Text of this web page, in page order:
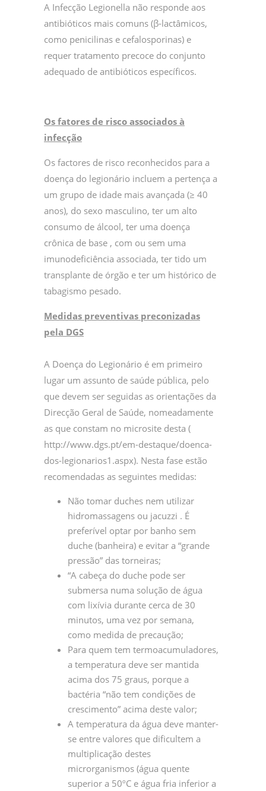
A Infecção Legionella não responde aos
antibióticos mais comuns (β-lactâmicos,
como penicilinas e cefalosporinas) e
requer tratamento precoce do conjunto
adequado de antibióticos específicos.
Os fatores de risco associados à
infecção
Os factores de risco reconhecidos para a
doença do legionário incluem a pertença a
um grupo de idade mais avançada (≥ 40
anos), do sexo masculino, ter um alto
consumo de álcool, ter uma doença
crônica de base , com ou sem uma
imunodeficiência associada, ter tido um
transplante de órgão e ter um histórico de
tabagismo pesado.
Medidas preventivas preconizadas
pela DGS
A Doença do Legionário é em primeiro
lugar um assunto de saúde pública, pelo
que devem ser seguidas as orientações da
Direcção Geral de Saúde, nomeadamente
as que constam no microsite desta (
http://www.dgs.pt/em-destaque/doenca-
dos-legionarios1.aspx). Nesta fase estão
recomendadas as seguintes medidas:
Não tomar duches nem utilizar
hidromassagens ou jacuzzi . É
preferível optar por banho sem
duche (banheira) e evitar a “grande
pressão” das torneiras;
“A cabeça do duche pode ser
submersa numa solução de água
com lixívia durante cerca de 30
minutos, uma vez por semana,
como medida de precaução;
Para quem tem termoacumuladores,
a temperatura deve ser mantida
acima dos 75 graus, porque a
bactéria “não tem condições de
crescimento” acima deste valor;
A temperatura da água deve manter-
se entre valores que dificultem a
multiplicação destes
microrganismos (água quente
superior a 50ºC e água fria inferior a